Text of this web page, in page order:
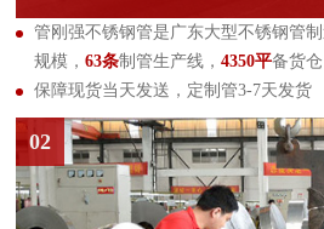
管刚强不锈钢管是广东大型不锈钢管制
规模， 63条制管生产线， 4350平备货
保障现货当天发送，定制管3-7天发货
02